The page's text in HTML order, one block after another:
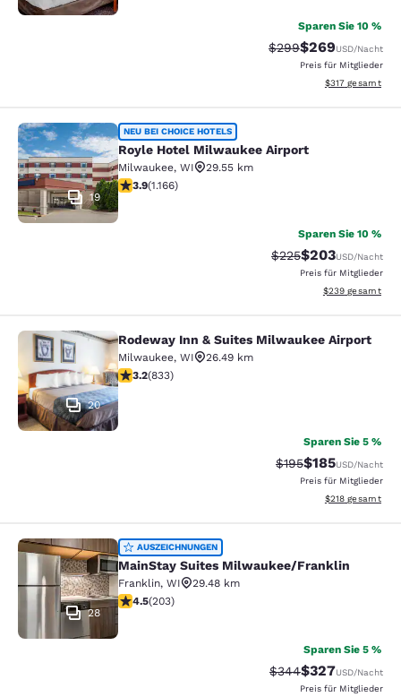
Sparen Sie 10 %
Durchgestrichener
$299Vergünstigter
$269USD/Nacht
Preis für Mitglieder
Geschätzte
$317 gesamt
Royle Hotel Milwaukee Airport
19
NEU BEI CHOICE HOTELS
Royle Hotel Milwaukee Airport
Milwaukee, WI
29.55 km
3.85-Sterne-Bewertung. Gut. 1166 Bewertungen
3.9(1.166)
Sparen Sie 10 %
Durchgestrichener
$225Vergünstigter
$203USD/Nacht
Preis für Mitglieder
Geschätzte
$239 gesamt
Rodeway Inn & Suites Milwaukee
20
Rodeway Inn & Suites Milwaukee Airport
Milwaukee, WI
26.49 km
3.24-Sterne-Bewertung. Gut. 833 Bewertungen
3.2(833)
Sparen Sie 5 %
Durchgestrichener
$195Vergünstigter
$185USD/Nacht
Preis für Mitglieder
Geschätzte
$218 gesamt
MainStay Suites Milwaukee/
28
AUSZEICHNUNGEN
MainStay Suites Milwaukee/Franklin
Franklin, WI
29.48 km
4.46-Sterne-Bewertung. Hervorragend. 203
4.5(203)
Sparen Sie 5 %
Durchgestrichener
$344Vergünstigter
$327USD/Nacht
Preis für Mitglieder